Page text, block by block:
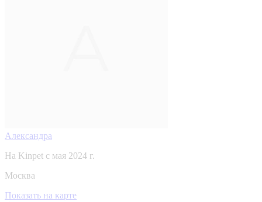
Александра
На Kinpet c мая 2024 г.
Москва
Показать на карте